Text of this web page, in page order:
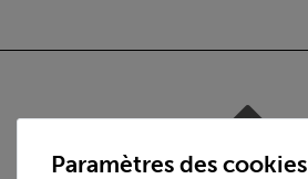
Nach oben
Paramètres des cookies